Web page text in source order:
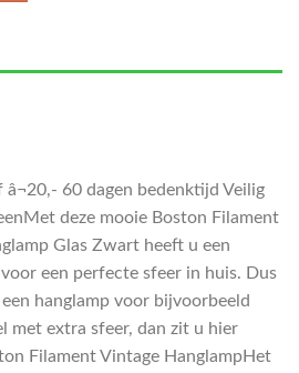
60 dagen bedenktijd Veilig
deze mooie Boston Filament
Glas Zwart heeft u een
een perfecte sfeer in huis. Dus
hanglamp voor bijvoorbeeld
met extra sfeer, dan zit u hier
Filament Vintage HanglampHet